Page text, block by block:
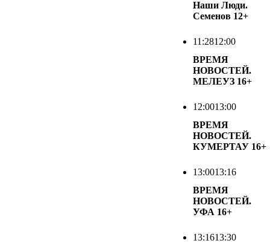
Наши Люди.
Семенов 12+
11:2812:00
ВРЕМЯ
НОВОСТЕЙ.
МЕЛЕУЗ 16+
12:0013:00
ВРЕМЯ
НОВОСТЕЙ.
КУМЕРТАУ 16+
13:0013:16
ВРЕМЯ
НОВОСТЕЙ.
УФА 16+
13:1613:30